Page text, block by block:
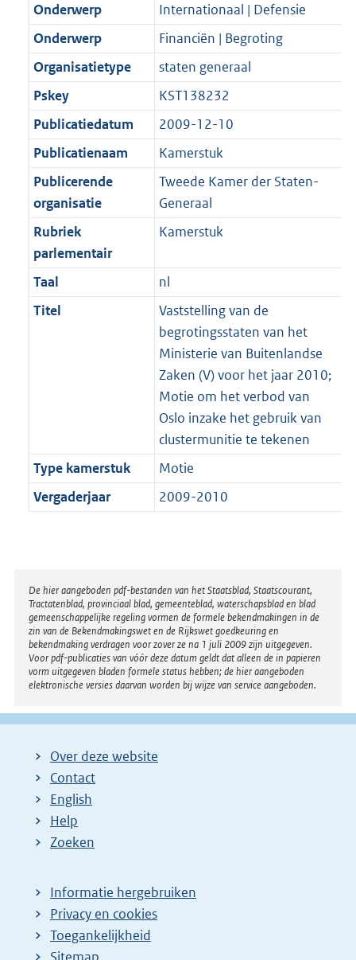
Onderwerp
Internationaal | Defensie
Onderwerp
Financiën | Begroting
Organisatietype
staten generaal
Pskey
KST138232
Publicatiedatum
2009-12-10
Publicatienaam
Kamerstuk
Publicerende
organisatie
Tweede Kamer der Staten-
Generaal
Rubriek
parlementair
Kamerstuk
Taal
nl
Titel
Vaststelling van de
begrotingsstaten van het
Ministerie van Buitenlandse
Zaken (V) voor het jaar 2010;
Motie om het verbod van
Oslo inzake het gebruik van
clustermunitie te tekenen
Type kamerstuk
Motie
Vergaderjaar
2009-2010
Disclaimer
De hier aangeboden pdf-bestanden van het Staatsblad, Staatscourant,
Tractatenblad, provinciaal blad, gemeenteblad, waterschapsblad en blad
gemeenschappelijke regeling vormen de formele bekendmakingen in de
zin van de Bekendmakingswet en de Rijkswet goedkeuring en
bekendmaking verdragen voor zover ze na 1 juli 2009 zijn uitgegeven.
Voor pdf-publicaties van vóór deze datum geldt dat alleen de in papieren
vorm uitgegeven bladen formele status hebben; de hier aangeboden
elektronische versies daarvan worden bij wijze van service aangeboden.
Over deze website
Contact
English
Help
Zoeken
Informatie hergebruiken
Privacy en cookies
Toegankelijkheid
Sitemap